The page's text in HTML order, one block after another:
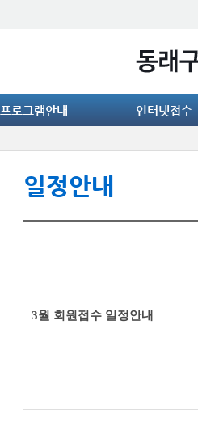
프로그램안내 인터넷접수
일정안내
3월 회원접수 일정안내